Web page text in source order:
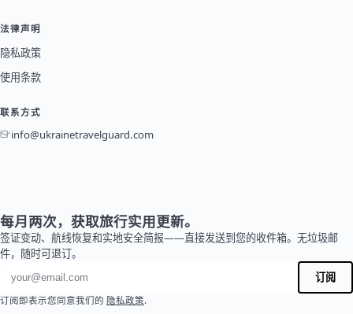
法律声明
隐私政策
使用条款
联系方式
info@ukrainetravelguard.com
每月两次，获取旅行实用更新。
签证变动、航线恢复和实地安全简报——直接发送到您的收件箱。无垃圾邮
件，随时可退订。
电子邮件地址
订阅
订阅即表示您同意我们的 隐私政策.